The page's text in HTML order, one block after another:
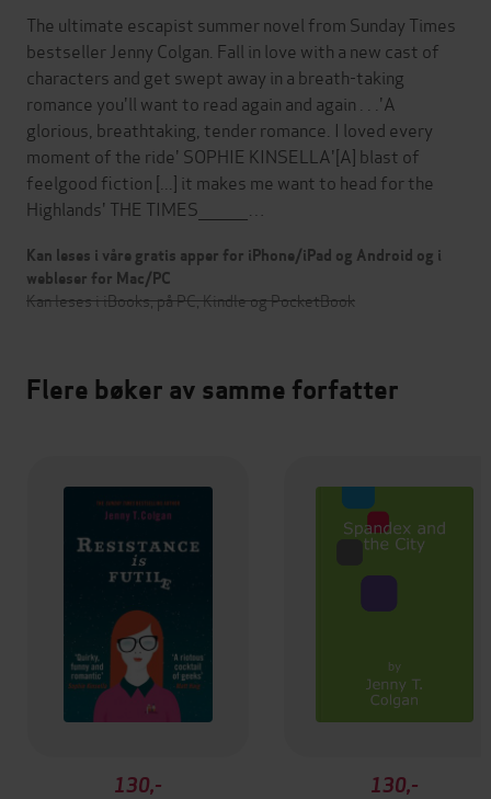
The ultimate escapist summer novel from Sunday Times
bestseller Jenny Colgan. Fall in love with a new cast of
characters and get swept away in a breath-taking
romance you'll want to read again and again . . .'A
glorious, breathtaking, tender romance. I loved every
moment of the ride' SOPHIE KINSELLA'[A] blast of
feelgood fiction [...] it makes me want to head for the
Highlands' THE TIMES_________…
Kan leses i våre gratis apper for iPhone/iPad og Android og i
webleser for Mac/PC
Kan leses i iBooks, på PC, Kindle og PocketBook
Flere bøker av samme forfatter
130,-
130,-